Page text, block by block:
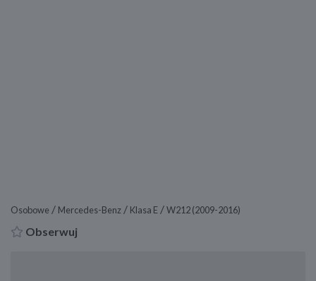
Osobowe / Mercedes-Benz / Klasa E /W212 (2009-2016)
Obserwuj